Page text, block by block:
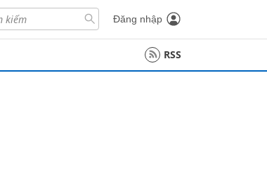
Đăng nhập
RSS